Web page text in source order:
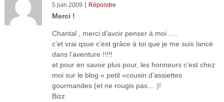
5 juin 2009 | Répondre
Merci !
Chantal , merci d’avoir penser à moi ….
c’et vrai qsue c’est grâce à toi que je me suis lancé
dans l’aventure !!!!!
et pour en savoir plus pour, les honneurs c’est chez
moi sur le blog « petit »cousin d’assiettes
gourmandes (et ne rougis pas… )!
Bizz